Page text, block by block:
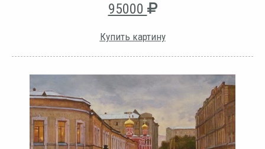
95000
Купить картину